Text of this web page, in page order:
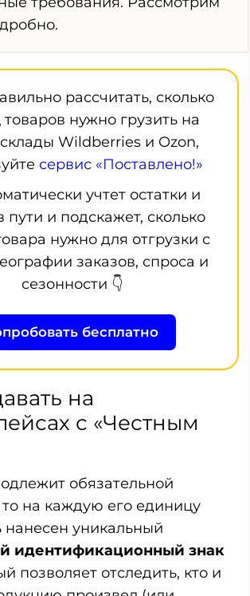
рассчитать, сколько
нужно грузить на
Wildberries и Ozon,
сервис «Поставлено!»
учтет остатки и
пути и подскажет, сколько
нужно для отгрузки с
заказов, спроса и
сезонности 👇
бесплатно
на
с «Честным
обязательной
на каждую его единицу
уникальный
идентификационный знак
позволяет отследить, кто и